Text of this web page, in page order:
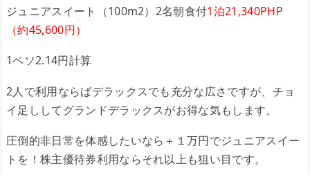
ジュニアスイート（100m2）2名朝食付1泊21,340PHP
（約45,600円）
1ペソ2.14円計算
2人で利用ならばデラックスでも充分な広さですが、チョ
イ足ししてグランドデラックスがお得な気もします。
圧倒的非日常を体感したいなら＋１万円でジュニアスイー
トを！株主優待券利用ならそれ以上も狙い目です。